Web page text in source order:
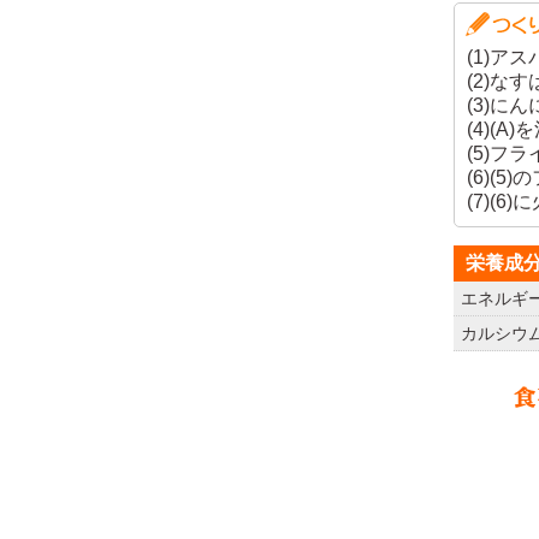
(1)アス
(2)なす
(3)にん
(4)(A)
(5)フラ
(6)(5)の
(7)(6)に
栄養成
エネルギ
カルシウ